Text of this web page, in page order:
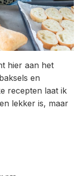
hier aan het
en
recepten laat ik
lekker is, maar